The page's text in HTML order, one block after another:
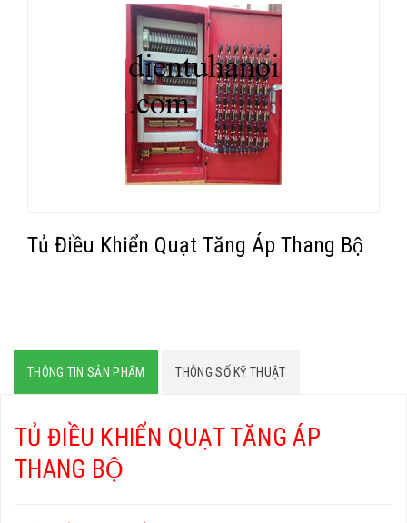
Tủ Điều Khiển Quạt Tăng Áp Thang Bộ
THÔNG TIN SẢN PHẨM THÔNG SỐ KỸ THUẬT
TỦ ĐIỀU KHIỂN QUẠT TĂNG ÁP
THANG BỘ